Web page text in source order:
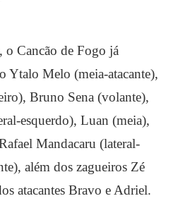
Cancão de Fogo já
Ytalo Melo (meia-atacante),
Bruno Sena (volante),
esquerdo), Luan (meia),
Mandacaru (lateral-
além dos zagueiros Zé
atacantes Bravo e Adriel.